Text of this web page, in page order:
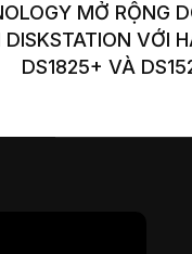
MỞ RỘNG
DISKSTATION VỚI
DS1825+ VÀ